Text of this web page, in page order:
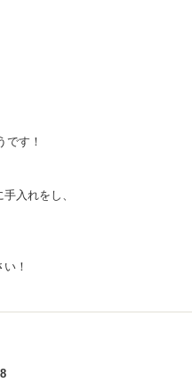
です！
入れをし、
！